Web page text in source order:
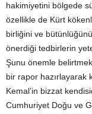
hakimiyetini bölgede
özellikle de Kürt
birliğini ve
önerdiği tedbirlerin
Şunu önemle
bir rapor hazırlayarak
Kemal’in bizzat
Cumhuriyet Doğu ve